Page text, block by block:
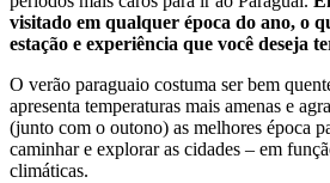
visitado em qualquer época do ano, o
estação e experiência que você deseja
O verão paraguaio costuma ser bem
apresenta temperaturas mais amenas e
(junto com o outono) as melhores época
caminhar e explorar as cidades – em
climáticas.